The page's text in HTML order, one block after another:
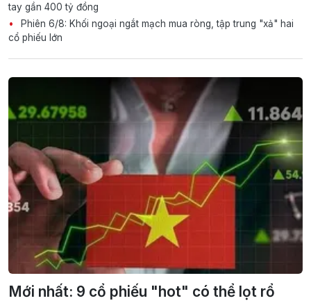
tay gần 400 tỷ đồng
Phiên 6/8: Khối ngoại ngắt mạch mua ròng, tập trung "xả" hai
cổ phiếu lớn
Mới nhất: 9 cổ phiếu "hot" có thể lọt rổ